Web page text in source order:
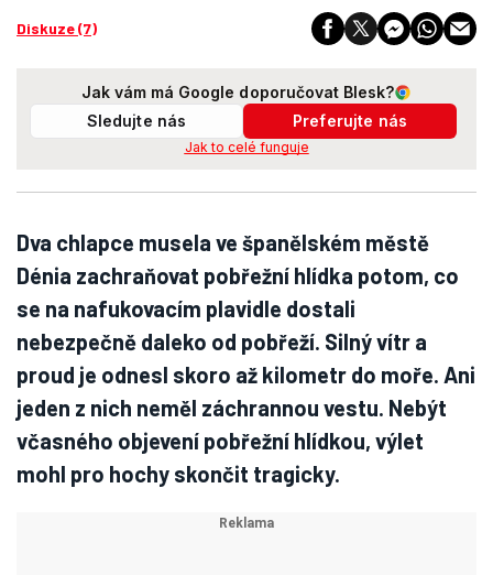
Diskuze (7)
Jak vám má Google doporučovat Blesk?
Sledujte nás
Preferujte nás
Jak to celé funguje
Dva chlapce musela ve španělském městě
Dénia zachraňovat pobřežní hlídka potom, co
se na nafukovacím plavidle dostali
nebezpečně daleko od pobřeží. Silný vítr a
proud je odnesl skoro až kilometr do moře. Ani
jeden z nich neměl záchrannou vestu. Nebýt
včasného objevení pobřežní hlídkou, výlet
mohl pro hochy skončit tragicky.